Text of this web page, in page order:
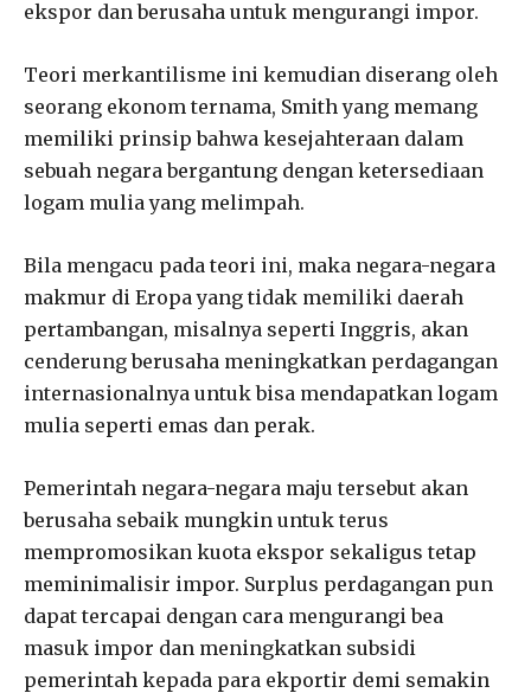
ekspor dan berusaha untuk mengurangi impor.
Teori merkantilisme ini kemudian diserang oleh
seorang ekonom ternama, Smith yang memang
memiliki prinsip bahwa kesejahteraan dalam
sebuah negara bergantung dengan ketersediaan
logam mulia yang melimpah.
Bila mengacu pada teori ini, maka negara-negara
makmur di Eropa yang tidak memiliki daerah
pertambangan, misalnya seperti Inggris, akan
cenderung berusaha meningkatkan perdagangan
internasionalnya untuk bisa mendapatkan logam
mulia seperti emas dan perak.
Pemerintah negara-negara maju tersebut akan
berusaha sebaik mungkin untuk terus
mempromosikan kuota ekspor sekaligus tetap
meminimalisir impor. Surplus perdagangan pun
dapat tercapai dengan cara mengurangi bea
masuk impor dan meningkatkan subsidi
pemerintah kepada para ekportir demi semakin